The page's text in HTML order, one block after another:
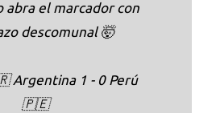
abra el marcador con
descomunal 🤯
Argentina 1 - 0 Perú
🇵🇪